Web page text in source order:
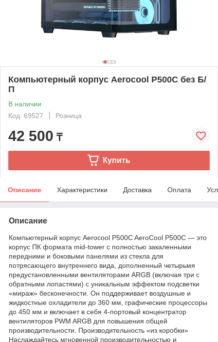
Компьютерный корпус Aerocool P500C без Б/
П
В наличии
Код: 69527
Розница
42 500 ₸
Купить
Описание Характеристики Доставка Оплата
Описание
Компьютерный корпус Aerocool P500C AeroCool P500C — это
корпус ПК формата mid-tower с полностью закаленными
передними и боковыми панелями из стекла для
потрясающего внутреннего вида, дополненный четырьмя
предустановленными вентиляторами ARGB (включая три с
обратными лопастями) с уникальным эффектом подсветки
«мираж» бесконечности. Он поддерживает воздушные и
жидкостные охладители до 360 мм, графические процессоры
до 450 мм и включает в себя 4-портовый концентратор
вентиляторов PWM ARGB для повышения общей
производительности. Производительность «из коробки»
Наслаждайтесь мгновенной производительностью и